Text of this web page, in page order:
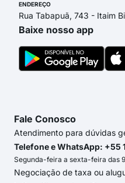
ENDEREÇO
Rua Tabapuã, 743 - Itaim
Baixe nosso app
Fale Conosco
Atendimento para dúvidas
Telefone e WhatsApp: +55
Segunda-feira a sexta-feira das
Negociação de taxa ou